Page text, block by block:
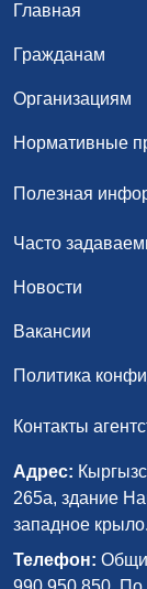
Главная
Гражданам
Организациям
Нормативные
Полезная
Часто
Новости
Вакансии
Политика
Контакты
Адрес:
265а, здание
западное крыло.
Телефон: